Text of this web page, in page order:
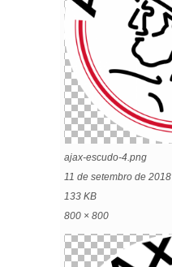
ajax-escudo-4.png
11 de setembro de 2018
133 KB
800 × 800